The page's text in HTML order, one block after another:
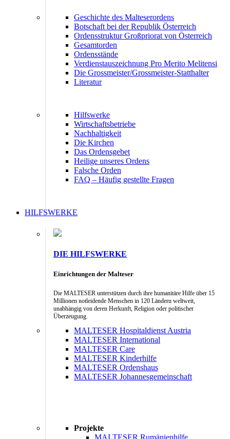
Geschichte des Malteserordens
Botschaft bei der Republik Österreich
Ordensstruktur Großpriorat von Österreich
Gesamtorden
Ordensstände
Verdienstauszeichnung Pro Merito Melitensi
Die Grossmeister/Grossmeister-Statthalter
Literatur
Hilfswerke
Wirtschaftsbetriebe
Nachhaltigkeit
Die Kirchen
Das Ordensgebet
Heilige unseres Ordens
Falsche Orden
FAQ – Häufig gestellte Fragen
HILFSWERKE
DIE HILFSWERKE
Einrichtungen der Malteser
Die MALTESER unterstützen durch ihre humanitäre Hilfe über 15
Millionen notleidende Menschen in 120 Ländern weltweit,
unabhängig von deren Herkunft, Religion oder politischer
Überzeugung.
MALTESER Hospitaldienst Austria
MALTESER International
MALTESER Care
MALTESER Kinderhilfe
MALTESER Ordenshaus
MALTESER Johannesgemeinschaft
Projekte
MALTESER Rumänienhilfe